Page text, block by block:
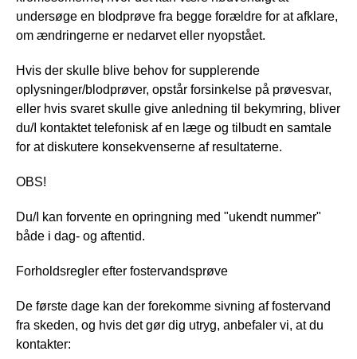
undersøge en blodprøve fra begge forældre for at afklare,
om ændringerne er nedarvet eller nyopstået.
Hvis der skulle blive behov for supplerende
oplysninger/blodprøver, opstår forsinkelse på prøvesvar,
eller hvis svaret skulle give anledning til bekymring, bliver
du/I kontaktet telefonisk af en læge og tilbudt en samtale
for at diskutere konsekvenserne af resultaterne.
OBS!
Du/I kan forvente en opringning med "ukendt nummer"
både i dag- og aftentid.
Forholdsregler efter fostervandsprøve
De første dage kan der forekomme sivning af fostervand
fra skeden, og hvis det gør dig utryg, anbefaler vi, at du
kontakter: